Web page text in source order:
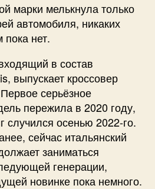
марки мелькнула только
автомобиля, никаких
пока нет.
в состав
выпускает кроссовер
серьёзное
пережила в 2020 году,
случился осенью 2022-го.
сейчас итальянский
заниматься
генерации,
новинке пока немного.